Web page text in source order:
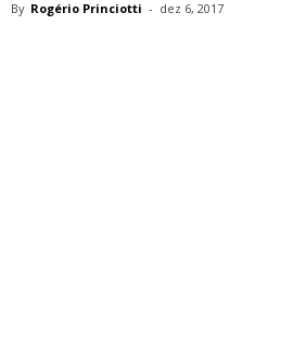
By Rogério Princiotti - dez 6, 2017